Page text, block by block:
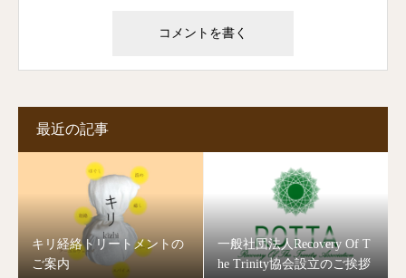
最近の記事
キリ経絡トリートメントの
ご案内
一般社団法人Recovery Of T
he Trinity協会設立のご挨拶